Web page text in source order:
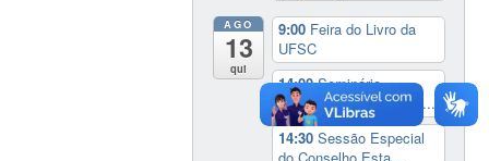
AGO
13
qui
9:00 Feira do Livro da
UFSC
14:00Seminário
Internacional ‘Ninguém...
14:30Sessão Especial
do Conselho Esta...